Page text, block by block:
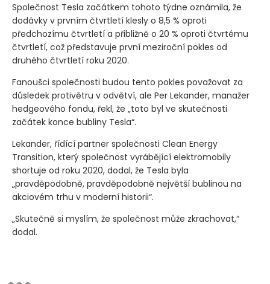
Společnost Tesla začátkem tohoto týdne oznámila, že
dodávky v prvním čtvrtletí klesly o 8,5 % oproti
předchozímu čtvrtletí a přibližně o 20 % oproti čtvrtému
čtvrtletí, což představuje první meziroční pokles od
druhého čtvrtletí roku 2020.
Fanoušci společnosti budou tento pokles považovat za
důsledek protivětru v odvětví, ale Per Lekander, manažer
hedgeového fondu, řekl, že „toto byl ve skutečnosti
začátek konce bubliny Tesla“.
Lekander, řídící partner společnosti Clean Energy
Transition, který společnost vyrábějící elektromobily
shortuje od roku 2020, dodal, že Tesla byla
„pravděpodobně, pravděpodobně největší bublinou na
akciovém trhu v moderní historii“.
„Skutečně si myslím, že společnost může zkrachovat,“
dodal.